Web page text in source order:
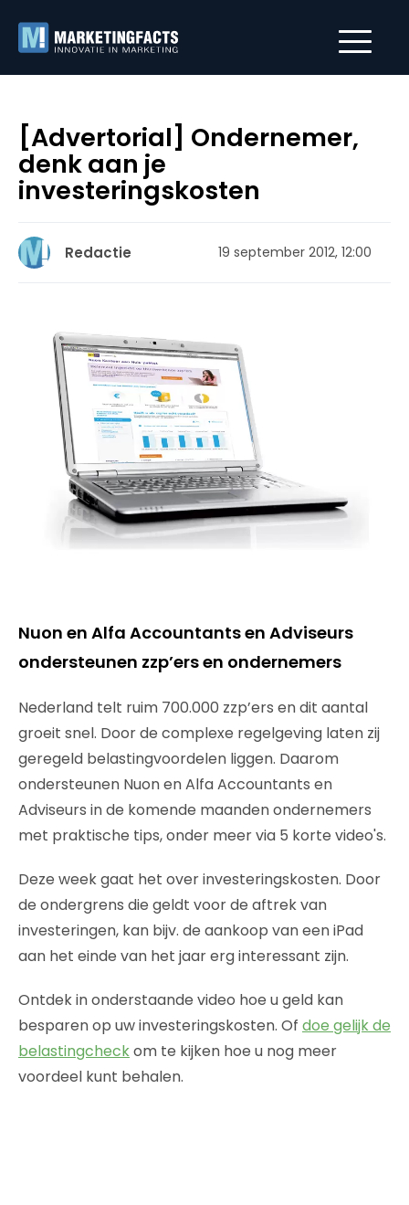
[Advertorial] Ondernemer,
denk aan je
investeringskosten
Redactie 19 september 2012, 12:00
Nuon en Alfa Accountants en Adviseurs
ondersteunen zzp’ers en ondernemers
Nederland telt ruim 700.000 zzp’ers en dit aantal
groeit snel. Door de complexe regelgeving laten zij
geregeld belastingvoordelen liggen. Daarom
ondersteunen Nuon en Alfa Accountants en
Adviseurs in de komende maanden ondernemers
met praktische tips, onder meer via 5 korte video's.
Deze week gaat het over investeringskosten. Door
de ondergrens die geldt voor de aftrek van
investeringen, kan bijv. de aankoop van een iPad
aan het einde van het jaar erg interessant zijn.
Ontdek in onderstaande video hoe u geld kan
besparen op uw investeringskosten. Of doe gelijk de
belastingcheckom te kijken hoe u nog meer
voordeel kunt behalen.